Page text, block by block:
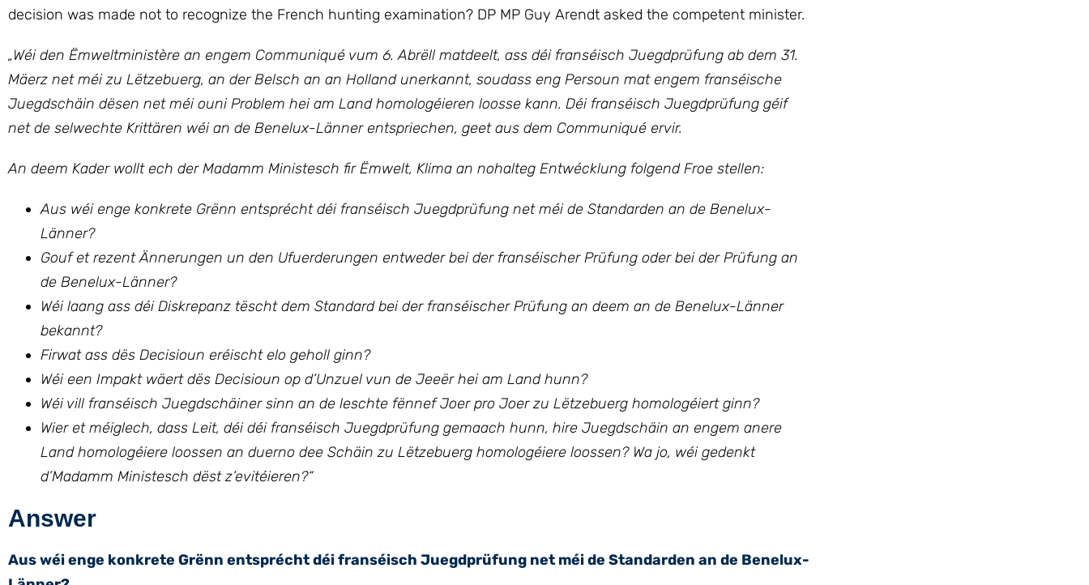
decision was made not to recognize the French hunting examination? DP MP Guy Arendt asked the competent minister.
„Wéi den Ëmweltministère an engem Communiqué vum 6. Abrëll matdeelt, ass déi franséisch Juegdprüfung ab dem 31.
Mäerz net méi zu Lëtzebuerg, an der Belsch an an Holland unerkannt, soudass eng Persoun mat engem franséische
Juegdschäin dësen net méi ouni Problem hei am Land homologéieren loosse kann. Déi franséisch Juegdprüfung géif
net de selwechte Krittären wéi an de Benelux-Länner entspriechen, geet aus dem Communiqué ervir.
An deem Kader wollt ech der Madamm Ministesch fir Ëmwelt, Klima an nohalteg Entwécklung folgend Froe stellen:
Aus wéi enge konkrete Grënn entsprécht déi franséisch Juegdprüfung net méi de Standarden an de Benelux-
Länner?
Gouf et rezent Ännerungen un den Ufuerderungen entweder bei der franséischer Prüfung oder bei der Prüfung an
de Benelux-Länner?
Wéi laang ass déi Diskrepanz tëscht dem Standard bei der franséischer Prüfung an deem an de Benelux-Länner
bekannt?
Firwat ass dës Decisioun eréischt elo geholl ginn?
Wéi een Impakt wäert dës Decisioun op d’Unzuel vun de Jeeër hei am Land hunn?
Wéi vill franséisch Juegdschäiner sinn an de leschte fënnef Joer pro Joer zu Lëtzebuerg homologéiert ginn?
Wier et méiglech, dass Leit, déi déi franséisch Juegdprüfung gemaach hunn, hire Juegdschäin an engem anere
Land homologéiere loossen an duerno dee Schäin zu Lëtzebuerg homologéiere loossen? Wa jo, wéi gedenkt
d’Madamm Ministesch dëst z’evitéieren?“
Answer
Aus wéi enge konkrete Grënn entsprécht déi franséisch Juegdprüfung net méi de Standarden an de Benelux-